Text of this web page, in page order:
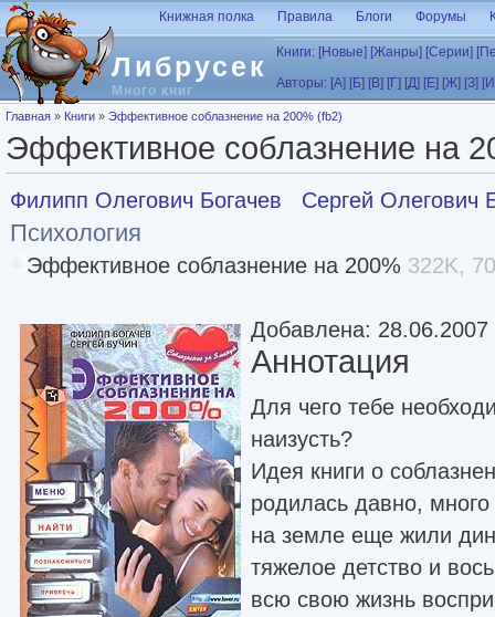
Перейти к основному содержанию
Либрусек
Много книг
Книжная полка Правила Блоги Форумы
Книги: [Новые] [Жанры] [Серии]
Авторы: [А] [Б] [В] [Г] [Д] [Е] [Ж] [З]
Вы здесь
Главная » Книги » Эффективное соблазнение на 200% (fb2)
Эффективное соблазнение на
Филипп Олегович Богачев Сергей Олегович
Психология
Эффективное соблазнение на 200% 322K,
Добавлена: 28.06.2007
Аннотация
Для чего тебе
наизусть?
Идея книги о
родилась давно, много
на земле еще жили
тяжелое детство и
всю свою жизнь